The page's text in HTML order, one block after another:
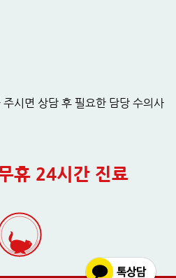
시면 상담 후 필요한 담당 수의사
휴 24시간 진료